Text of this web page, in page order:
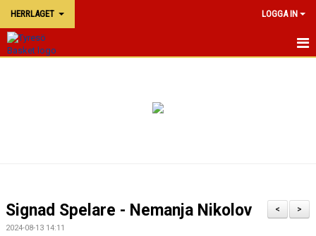
HERRLAGET LOGGA IN
>
<
Signad Spelare - Nemanja Nikolov
2024-08-13 14:11